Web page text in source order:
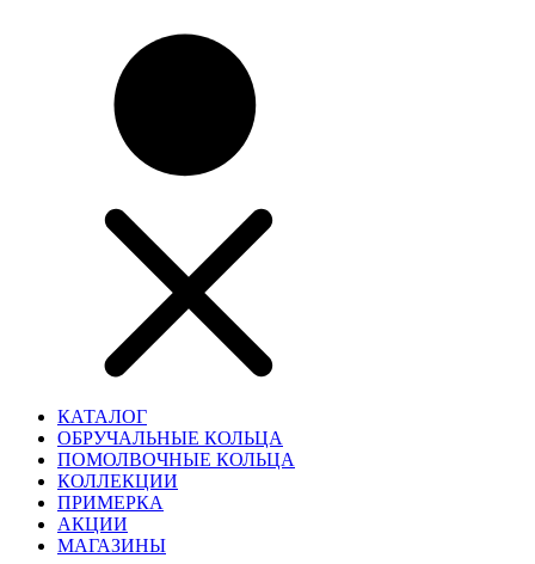
КАТАЛОГ
ОБРУЧАЛЬНЫЕ КОЛЬЦА
ПОМОЛВОЧНЫЕ КОЛЬЦА
КОЛЛЕКЦИИ
ПРИМЕРКА
АКЦИИ
МАГАЗИНЫ